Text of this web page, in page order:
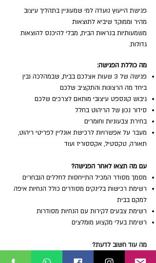
פגישת הייעוץ נועדה למי שמעוניין בתהליך עיצוב
מהיר וממוקד שיביא לתוצאות
משמעותיות בנראות הבית, מבלי להיכנס להוצאות
גדולות.
מה כוללת הפגישה:
פגישה של 3 שעות אצלכם בבית, שבמהלכה נבין
ביחד מה הרצונות והתקציב שלכם
גיבוש קונספט עיצובי מותאם לצרכים שלכם
סידור נכון של הריהוט בחלל
בחירת צבעוניות וחומרים
מעבר על אפשרויות לרכישת אונליין לפריטי ריהוט,
תאורה, טקסטיל, אקססוריז ועוד
​עם מה תצאו לאחר הפגישה?
מסמך מסודר המכיל התייחסות לחללים הנבחרים
רשימת רכישות בלינקים מסודרים כולל הנחיות איפה
למקם בבית
רשימת צבעים לקירות עם הנחיות מסודרות
רשימת בעלי מקצוע מומלצים
מה עוד חשוב לדעת?
פגישת הייעוץ כוללת חלל מרכזי אחד לבחירתכם